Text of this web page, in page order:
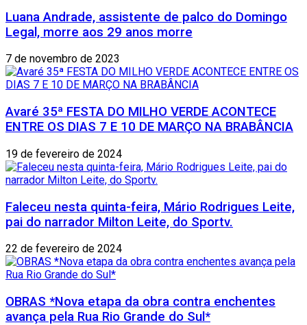
Luana Andrade, assistente de palco do Domingo
Legal, morre aos 29 anos morre
7 de novembro de 2023
Avaré 35ª FESTA DO MILHO VERDE ACONTECE
ENTRE OS DIAS 7 E 10 DE MARÇO NA BRABÂNCIA
19 de fevereiro de 2024
Faleceu nesta quinta-feira, Mário Rodrigues Leite,
pai do narrador Milton Leite, do Sportv.
22 de fevereiro de 2024
OBRAS *Nova etapa da obra contra enchentes
avança pela Rua Rio Grande do Sul*